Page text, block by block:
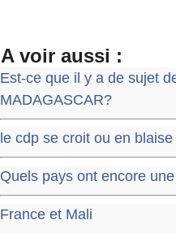
A voir aussi :
Est-ce que il y a de sujet
MADAGASCAR?
le cdp se croit ou en
Quels pays ont encore
France et Mali